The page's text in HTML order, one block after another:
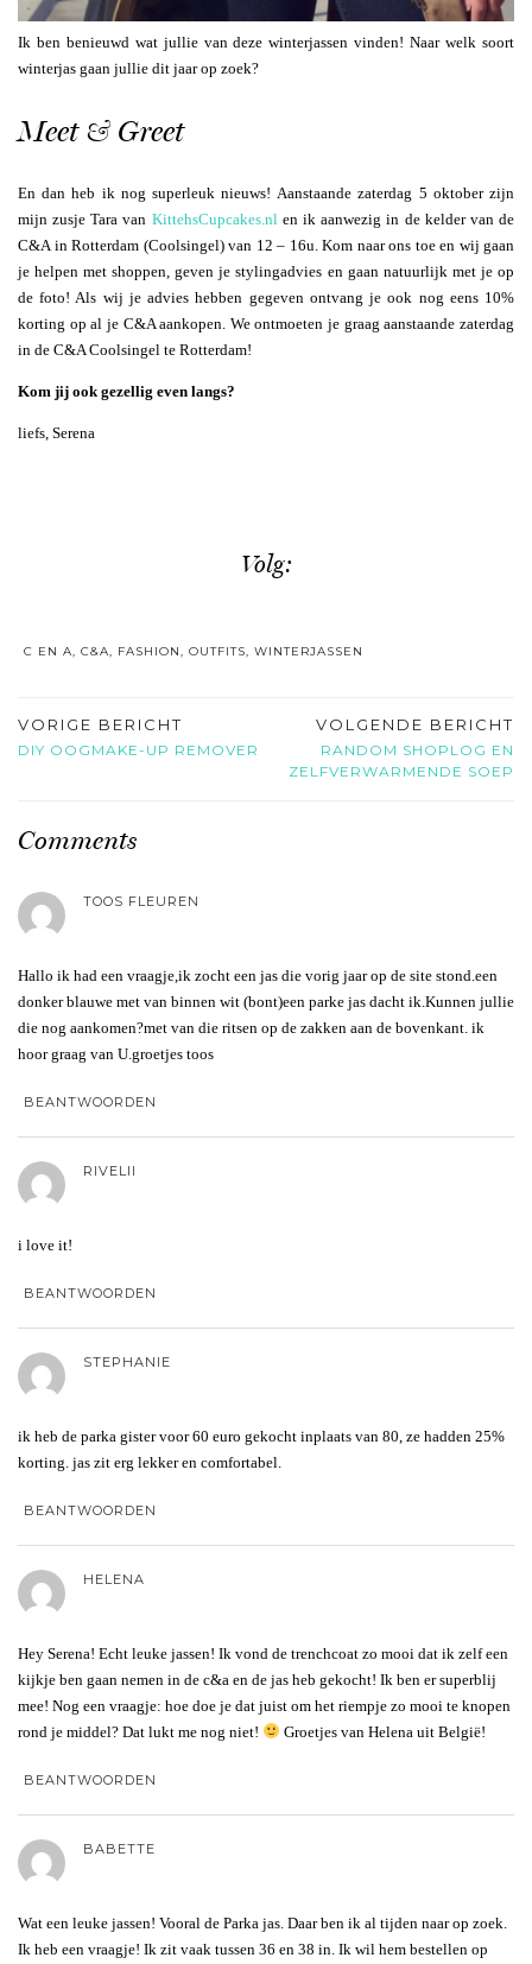
Ik ben benieuwd wat jullie van deze winterjassen vinden! Naar welk soort
winterjas gaan jullie dit jaar op zoek?
Meet & Greet
En dan heb ik nog superleuk nieuws! Aanstaande zaterdag 5 oktober zijn
mijn zusje Tara van KittehsCupcakes.nlen ik aanwezig in de kelder van de
C&A in Rotterdam (Coolsingel) van 12 – 16u. Kom naar ons toe en wij gaan
je helpen met shoppen, geven je stylingadvies en gaan natuurlijk met je op
de foto! Als wij je advies hebben gegeven ontvang je ook nog eens 10%
korting op al je C&A aankopen. We ontmoeten je graag aanstaande zaterdag
in de C&A Coolsingel te Rotterdam!
Kom jij ook gezellig even langs?
liefs, Serena
Volg:
C EN A, C&A, FASHION, OUTFITS, WINTERJASSEN
VORIGE BERICHT
DIY OOGMAKE-UP REMOVER
VOLGENDE BERICHT
RANDOM SHOPLOG EN
ZELFVERWARMENDE SOEP
Comments
TOOS FLEUREN
Hallo ik had een vraagje,ik zocht een jas die vorig jaar op de site stond.een
donker blauwe met van binnen wit (bont)een parke jas dacht ik.Kunnen jullie
die nog aankomen?met van die ritsen op de zakken aan de bovenkant. ik
hoor graag van U.groetjes toos
BEANTWOORDEN
RIVELII
i love it!
BEANTWOORDEN
STEPHANIE
ik heb de parka gister voor 60 euro gekocht inplaats van 80, ze hadden 25%
korting. jas zit erg lekker en comfortabel.
BEANTWOORDEN
HELENA
Hey Serena! Echt leuke jassen! Ik vond de trenchcoat zo mooi dat ik zelf een
kijkje ben gaan nemen in de c&a en de jas heb gekocht! Ik ben er superblij
mee! Nog een vraagje: hoe doe je dat juist om het riempje zo mooi te knopen
rond je middel? Dat lukt me nog niet!
Groetjes van Helena uit België!
BEANTWOORDEN
BABETTE
Wat een leuke jassen! Vooral de Parka jas. Daar ben ik al tijden naar op zoek.
Ik heb een vraagje! Ik zit vaak tussen 36 en 38 in. Ik wil hem bestellen op